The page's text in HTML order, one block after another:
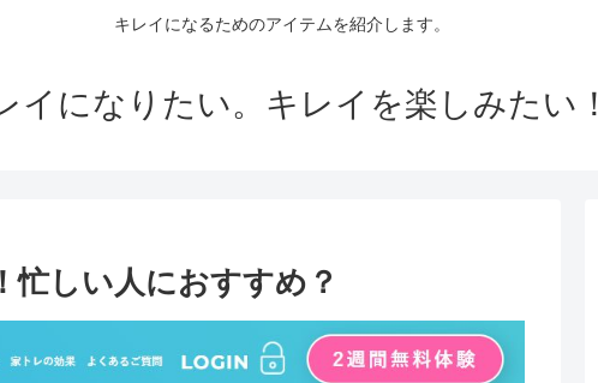
キレイになるためのアイテムを紹介します。
イになりたい。キレイを楽しみたい！
忙しい人におすすめ？